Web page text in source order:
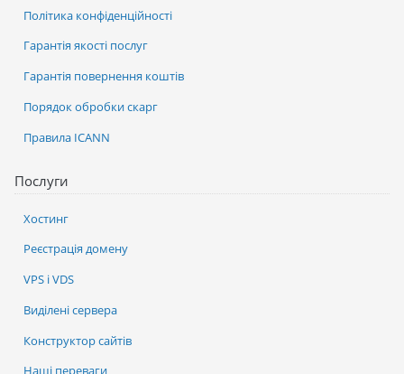
Послуги
Хостинг
Реєстрація домену
VPS і VDS
Виділені сервера
Конструктор сайтів
Наші переваги
Політика конфіденційності
Гарантія якості послуг
Гарантія повернення коштів
Порядок обробки скарг
Правила ICANN